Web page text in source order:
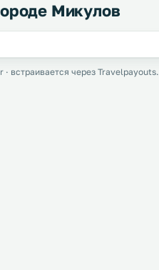
Микулов
· встраивается через Travelpayouts.